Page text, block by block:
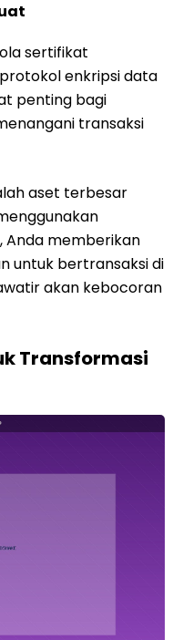
sertifikat
enkripsi data
penting bagi
transaksi
aset terbesar
Anda memberikan
untuk bertransaksi di
akan kebocoran
Transformasi